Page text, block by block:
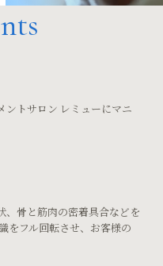
ントサロン レミューにマニ
、骨と筋肉の密着具合などを
をフル回転させ、お客様の